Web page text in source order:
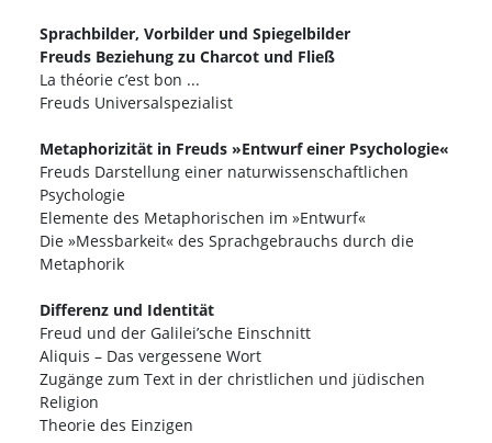
Sprachbilder, Vorbilder und Spiegelbilder
Freuds Beziehung zu Charcot und Fließ
La théorie c’est bon ...
Freuds Universalspezialist
Metaphorizität in Freuds »Entwurf einer Psychologie«
Freuds Darstellung einer naturwissenschaftlichen
Psychologie
Elemente des Metaphorischen im »Entwurf«
Die »Messbarkeit« des Sprachgebrauchs durch die
Metaphorik
Differenz und Identität
Freud und der Galilei’sche Einschnitt
Aliquis – Das vergessene Wort
Zugänge zum Text in der christlichen und jüdischen
Religion
Theorie des Einzigen